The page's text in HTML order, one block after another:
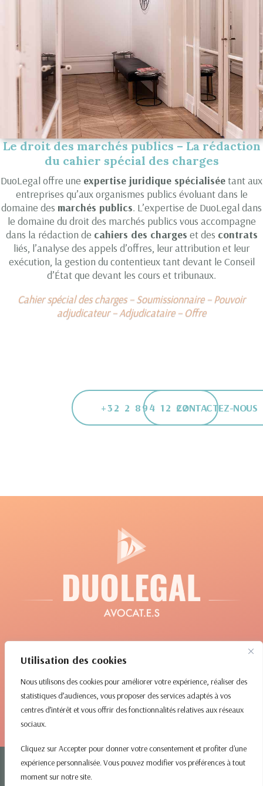
Utilisation des cookies
Nous utilisons des cookies pour améliorer votre expérience, réaliser des
statistiques d’audiences, vous proposer des services adaptés à vos
centres d’intérêt et vous offrir des fonctionnalités relatives aux réseaux
sociaux.
Cliquez sur Accepter pour donner votre consentement et profiter d'une
expérience personnalisée. Vous pouvez modifier vos préférences à tout
moment sur notre site.
Cahier spécial des charges – Soumissionnaire – Pouvoir
adjudicateur – Adjudicataire – Offre
DuoLegal offre une expertise juridique spécialiséetant aux
entreprises qu’aux organismes publics évoluant dans le
domaine des marchés publics. L’expertise de DuoLegal dans
le domaine du droit des marchés publics vous accompagne
dans la rédaction de cahiers des charges et des contrats
liés, l’analyse des appels d’offres, leur attribution et leur
exécution, la gestion du contentieux tant devant le Conseil
d’État que devant les cours et tribunaux.
Le droit des marchés publics – La rédaction
du cahier spécial des charges
+32 2 894 12 22CONTACTEZ-NOUS
Chaussée de Charleroi 70, bte. 13
1060 Saint-Gilles
+32 2 894 12 22
office@duolegal.be
Avocat Bruxelles